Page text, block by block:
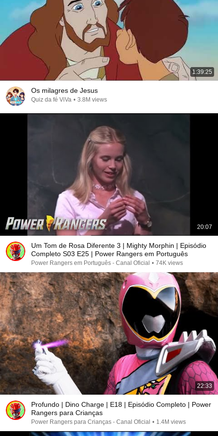
1:39:25
Os milagres de Jesus
Quiz da fé ViVa • 3.8M views
20:07
Um Tom de Rosa Diferente 3 | Mighty Morphin | Episódio
Completo S03 E25 | Power Rangers em Português
Power Rangers em Português - Canal Oficial • 74K views
22:33
Profundo | Dino Charge | E18 | Episódio Completo | Power
Rangers para Crianças
Power Rangers para Crianças - Canal Oficial • 1.4M views